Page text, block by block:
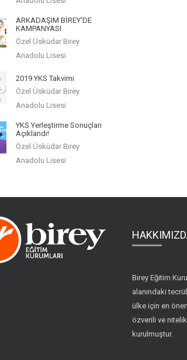
ARKADAŞIM BİREY'DE
KAMPANYASI
Özel Üsküdar Birey
Anadolu Lisesi
2019 YKS Takvimi
Özel Üsküdar Birey
Anadolu Lisesi
YKS Yerleştirme Sonuçları
Açıklandı!
Özel Üsküdar Birey
Anadolu Lisesi
Birey Eğitim
alanındaki
ülke için en
özverili ve
kurulmuştur.